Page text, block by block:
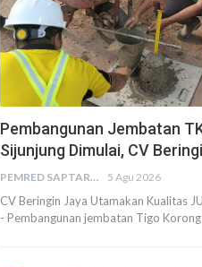
Pembangunan Jembatan
Sijunjung Dimulai, CV
PEMRED SAPTARIUS 5 Agu 2026
CV Beringin Jaya Utamakan Kualitas
- Pembangunan jembatan Tigo